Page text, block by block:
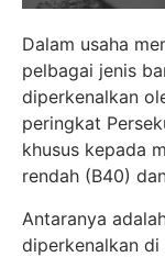
Dalam usaha
pelbagai jenis
diperkenalkan
peringkat
khusus kepada
rendah (B40)
Antaranya
diperkenalkan di